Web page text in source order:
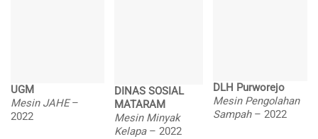
UGM
Mesin JAHE–
2022
DINAS SOSIAL
MATARAM
Mesin Minyak
Kelapa – 2022
DLH Purworejo
Mesin Pengolahan
Sampah – 2022